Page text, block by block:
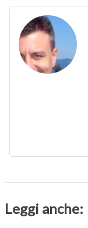
Leggi anche: